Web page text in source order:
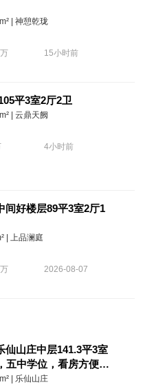
| 神憩乾珑
15小时前
平3室2厅2卫
| 云鼎天阙
4小时前
间好楼层89平3室2厅1
| 上品澜庭
2026-08-07
仙山庄中层141.3平3室
五中学位，看房方便有
万。
| 乐仙山庄